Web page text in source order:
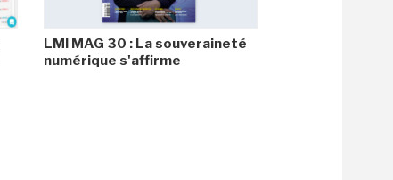
LMI MAG 30 : La souveraineté
numérique s'affirme